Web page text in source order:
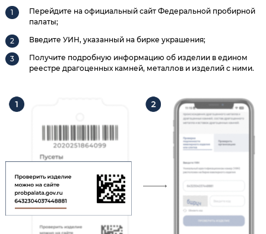
Перейдите на официальный сайт Федеральной пробирной
палаты;
Введите УИН, указанный на бирке украшения;
Получите подробную информацию об изделии в едином
реестре драгоценных камней, металлов и изделий с ними.